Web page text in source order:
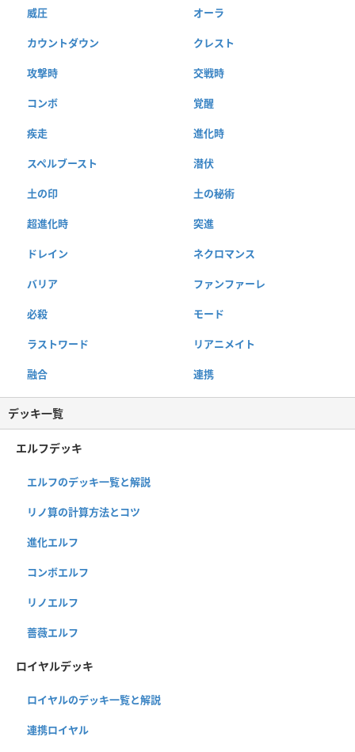
威圧 オーラ
カウントダウン クレスト
攻撃時 交戦時
コンボ 覚醒
疾走 進化時
スペルブースト 潜伏
土の印 土の秘術
超進化時 突進
ドレイン ネクロマンス
バリア ファンファーレ
必殺 モード
ラストワード リアニメイト
融合 連携
デッキ一覧
エルフデッキ
エルフのデッキ一覧と解説
リノ算の計算方法とコツ
進化エルフ
コンボエルフ
リノエルフ
薔薇エルフ
ロイヤルデッキ
ロイヤルのデッキ一覧と解説
連携ロイヤル